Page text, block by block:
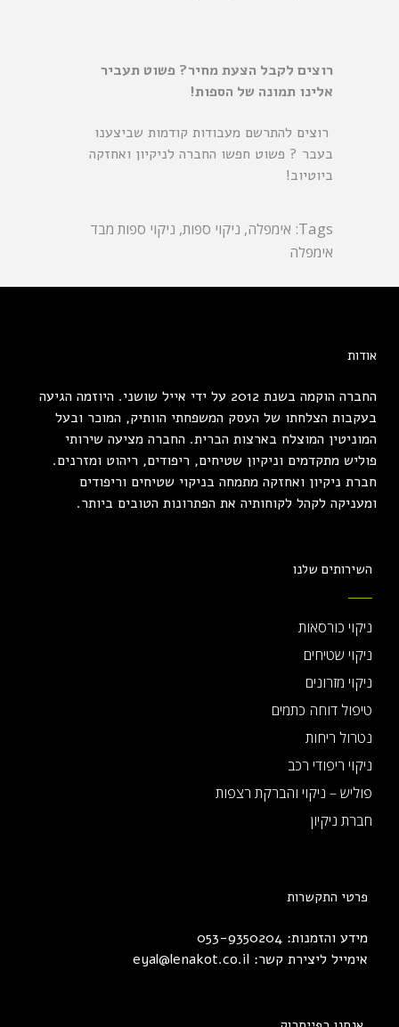
רוצים לקבל הצעת מחיר? פשוט תעביר
אלינו תמונה של הספות!
רוצים להתרשם מעבודות קודמות שביצענו
בעבר ? פשוט חפשו החברה לניקיון ואחזקה
ביוטיוב!
Tags: אימפלה, ניקוי ספות, ניקוי ספות מבד
אימפלה
אודות
החברה הוקמה בשנת 2012 על ידי אייל שושני. היוזמה הגיעה
בעקבות הצלחתו של העסק המשפחתי הוותיק, המוכר ובעל
המוניטין המוצלח בארצות הברית. החברה מציעה שירותי
פוליש מתקדמים וניקיון שטיחים, ריפודים, ריהוט ומזרנים.
חברת ניקיון ואחזקה מתמחה בניקוי שטיחים וריפודים
ומעניקה לקהל לקוחותיה את הפתרונות הטובים ביותר.
השירותים שלנו
ניקוי כורסאות
ניקוי שטיחים
ניקוי מזרונים
טיפול דוחה כתמים
נטרול ריחות
ניקוי ריפודי רכב
פוליש – ניקוי והברקת רצפות
חברת ניקיון
פרטי התקשרות
מידע והזמנות: 053-9350204
אימייל ליצירת קשר: eyal@lenakot.co.il